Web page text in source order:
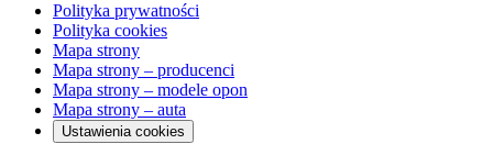
Polityka prywatności
Polityka cookies
Mapa strony
Mapa strony – producenci
Mapa strony – modele opon
Mapa strony – auta
Ustawienia cookies